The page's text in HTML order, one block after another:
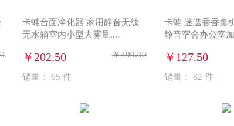
卡蛙台面净化器 家用静音无线
无水箱室内小型大雾量....
￥202.50 ￥499.00
销量： 65 件
卡蛙 迷迭香香薰
静音宿舍办公室
￥127.50
销量： 82 件